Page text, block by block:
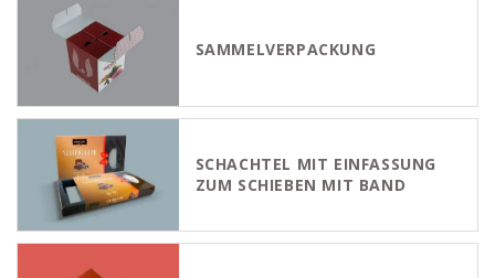
SAMMELVERPACKUNG
SCHACHTEL MIT EINFASSUNG
ZUM SCHIEBEN MIT BAND